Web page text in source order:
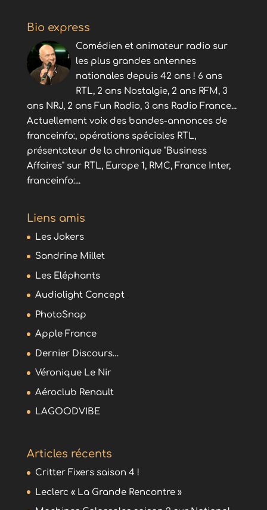
Bio express
Comédien et animateur radio sur
les plus grandes antennes
nationales depuis 42 ans ! 6 ans
RTL, 2 ans Nostalgie, 2 ans RFM, 3
ans NRJ, 2 ans Fun Radio, 3 ans Radio France...
Actuellement voix des bandes-annonces de
franceinfo:, opérations spéciales RTL,
présentateur de la chronique "Business
Affaires" sur RTL, Europe 1, RMC, France Inter,
franceinfo:...
Liens amis
Les Jokers
Sandrine Millet
Les Eléphants
Audiolight Concept
PhotoSnap
Apple France
Dernier Discours…
Véronique Le Nir
Aéroclub Renault
LAGOODVIBE
Articles récents
Critter Fixers saison 4 !
Leclerc « La Grande Rencontre »